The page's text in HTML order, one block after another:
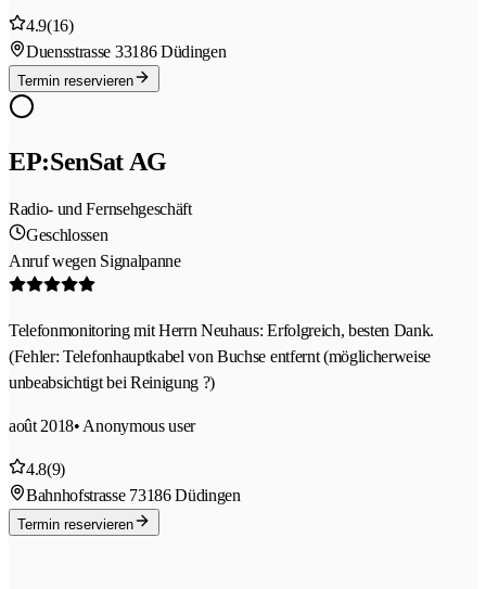
4.9(16)
Duensstrasse 33186 Düdingen
Termin reservieren
EP:SenSat AG
Radio- und Fernsehgeschäft
Geschlossen
Anruf wegen Signalpanne
Telefonmonitoring mit Herrn Neuhaus: Erfolgreich, besten Dank.
(Fehler: Telefonhauptkabel von Buchse entfernt (möglicherweise
unbeabsichtigt bei Reinigung ?)
août 2018• Anonymous user
4.8(9)
Bahnhofstrasse 73186 Düdingen
Termin reservieren